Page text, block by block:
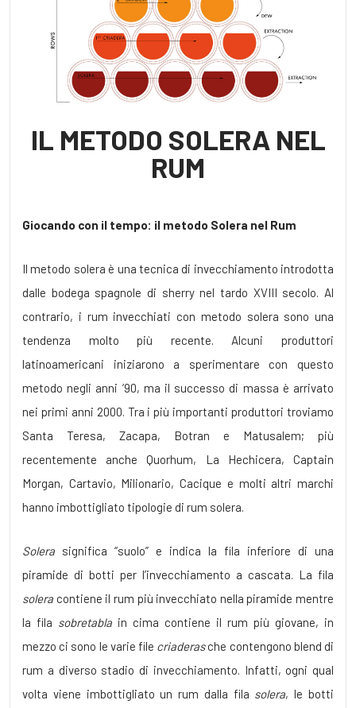
IL METODO SOLERA NEL
RUM
Giocando con il tempo: il metodo Solera nel Rum
Il metodo solera è una tecnica di invecchiamento introdotta
dalle bodega spagnole di sherry nel tardo XVIII secolo. Al
contrario, i rum invecchiati con metodo solera sono una
tendenza molto più recente. Alcuni produttori
latinoamericani iniziarono a sperimentare con questo
metodo negli anni ’90, ma il successo di massa è arrivato
nei primi anni 2000. Tra i più importanti produttori troviamo
Santa Teresa, Zacapa, Botran e Matusalem; più
recentemente anche Quorhum, La Hechicera, Captain
Morgan, Cartavio, Milionario, Cacique e molti altri marchi
hanno imbottigliato tipologie di rum solera.
Solera significa “suolo” e indica la fila inferiore di una
piramide di botti per l’invecchiamento a cascata. La fila
solera contiene il rum più invecchiato nella piramide mentre
la fila sobretabla in cima contiene il rum più giovane, in
mezzo ci sono le varie file criaderasche contengono blend di
rum a diverso stadio di invecchiamento. Infatti, ogni qual
volta viene imbottigliato un rum dalla fila solera, le botti